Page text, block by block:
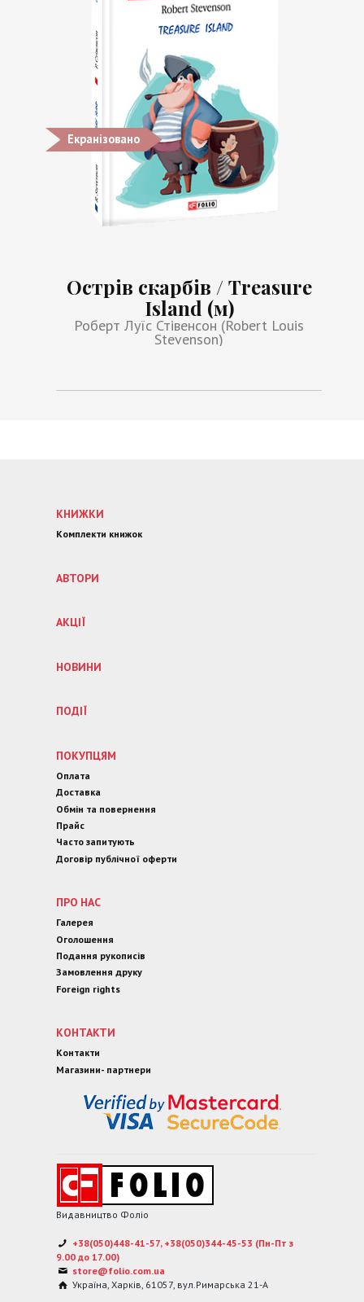
Екранізовано
Острів скарбів / Treasure
Island (м)
Роберт Луїс Стівенсон (Robert Louis
Stevenson)
КНИЖКИ
Комплекти книжок
АВТОРИ
АКЦІЇ
НОВИНИ
ПОДІЇ
ПОКУПЦЯМ
Оплата
Доставка
Обмін та повернення
Прайс
Часто запитують
Договір публічної оферти
ПРО НАС
Галерея
Оголошення
Подання рукописів
Замовлення друку
Foreign rights
КОНТАКТИ
Контакти
Магазини- партнери
Видавництво Фоліо
+38(050)448-41-57, +38(050)344-45-53 (Пн-Пт з
9.00 до 17.00)
store@folio.com.ua
Україна Харків 61057, вул.Римарська 21-А